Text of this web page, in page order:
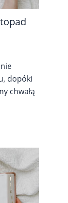
dopóki
chwałą